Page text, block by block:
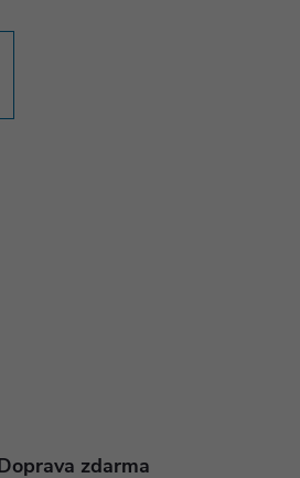
zdarma